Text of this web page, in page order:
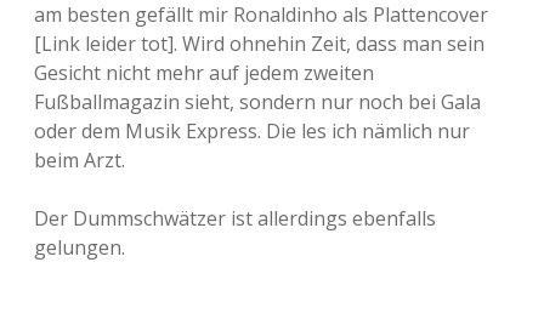
am besten gefällt mir Ronaldinho als Plattencover
[Link leider tot]. Wird ohnehin Zeit, dass man sein
Gesicht nicht mehr auf jedem zweiten
Fußballmagazin sieht, sondern nur noch bei Gala
oder dem Musik Express. Die les ich nämlich nur
beim Arzt.
Der Dummschwätzer ist allerdings ebenfalls
gelungen.